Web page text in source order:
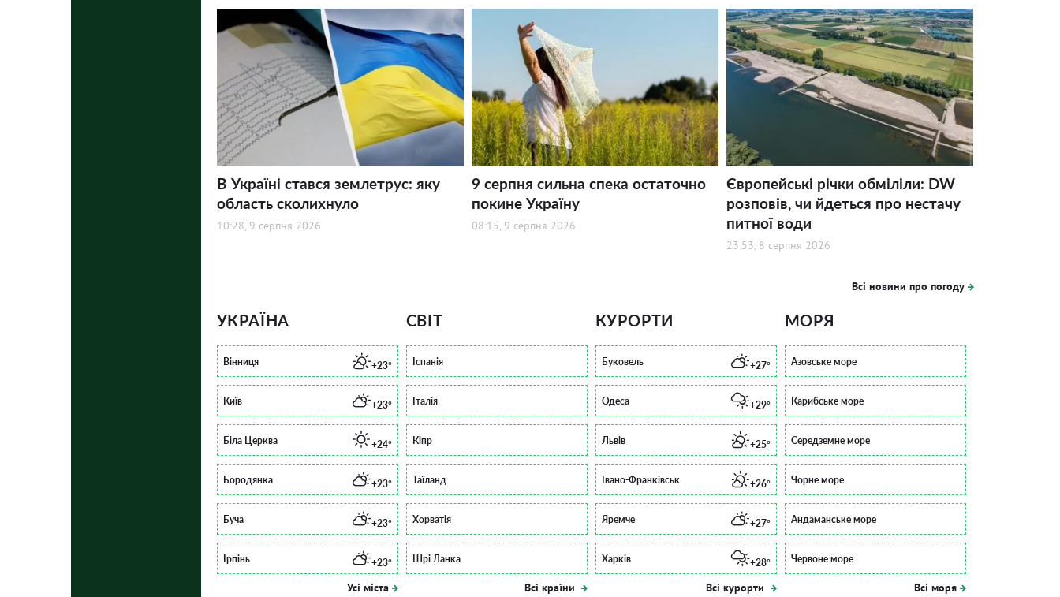
В Україні стався землетрус: яку
область сколихнуло
10:28, 9 серпня 2026
9 серпня сильна спека остаточно
покине Україну
08:15, 9 серпня 2026
Європейські річки обміліли: DW
розповів, чи йдеться про нестачу
питної води
23:53, 8 серпня 2026
Всі новини про погоду
УКРАЇНА
Вінниця +23°
Київ +23°
Біла Церква +24°
Бородянка +23°
Буча +23°
Ірпінь +23°
Усі міста
СВІТ
Іспанія
Італія
Кіпр
Таїланд
Хорватія
Шрі Ланка
Всі країни
КУРОРТИ
Буковель +27°
Одеса +29°
Львів +25°
Івано-Франківськ +26°
Яремче +27°
Харків +28°
Всі курорти
МОРЯ
Азовське море
Карибське море
Середземне море
Чорне море
Андаманське море
Червоне море
Всі моря